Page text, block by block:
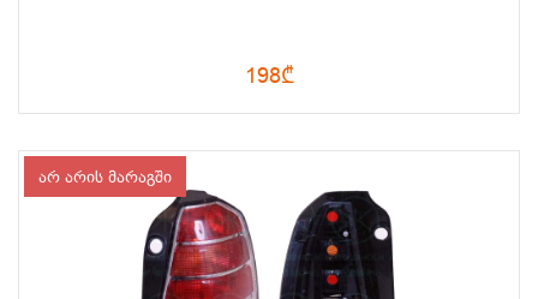
198₾
არ არის მარაგში